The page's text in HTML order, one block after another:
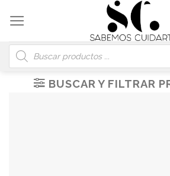
content
Búsqueda
de
productos
BUSCAR Y FILTRAR